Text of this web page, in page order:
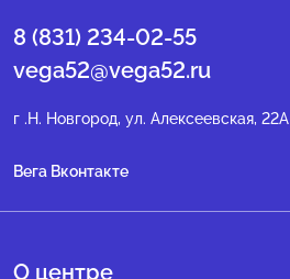
8 (831) 234-02-55
vega52@vega52.ru
г .Н. Новгород, ул. Алексеевская, 22А
Вега Вконтакте
О центре